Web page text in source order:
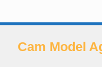
Cam Model